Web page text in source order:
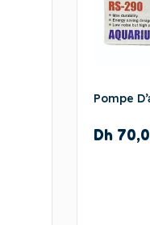
Pompe
Dh